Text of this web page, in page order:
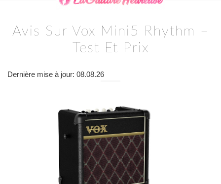
Avis Sur Vox Mini5 Rhythm –
Test Et Prix
Dernière mise à jour: 08.08.26